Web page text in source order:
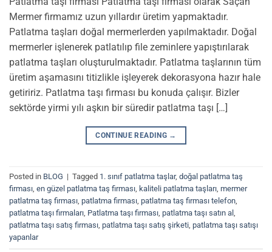
Mermer firmamız uzun yıllardır üretim yapmaktadır.
Patlatma taşları doğal mermerlerden yapılmaktadır. Doğal
mermerler işlenerek patlatılıp file zeminlere yapıştırılarak
patlatma taşları oluşturulmaktadır. Patlatma taşlarının tüm
üretim aşamasını titizlikle işleyerek dekorasyona hazır hale
getiririz. Patlatma taşı firması bu konuda çalışır. Bizler
sektörde yirmi yılı aşkın bir süredir patlatma taşı […]
CONTINUE READING →
Posted in BLOG | Tagged 1. sınıf patlatma taşlar, doğal patlatma taş
firması, en güzel patlatma taş firması, kaliteli patlatma taşları, mermer
patlatma taş firması, patlatma firması, patlatma taş firması telefon,
patlatma taşı firmaları, Patlatma taşı firması, patlatma taşı satın al ,
patlatma taşı satış firması, patlatma taşı satış şirketi, patlatma taşı satışı
yapanlar